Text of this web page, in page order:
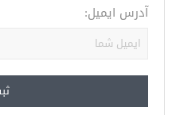
آدرس ایمیل: